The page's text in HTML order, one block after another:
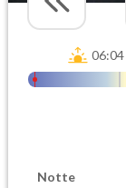
06:04
Notte